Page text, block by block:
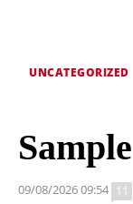
UNCATEGORIZED
09/08/2026 09:54 11